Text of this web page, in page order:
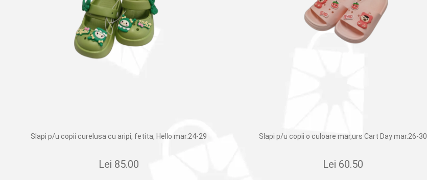
Slapi p/u copii curelusa cu aripi, fetita, Hello mar.24-29
Lei 85.00
Slapi p/u copii o culoare mar,urs Cart Day mar.26-30
Lei 60.50